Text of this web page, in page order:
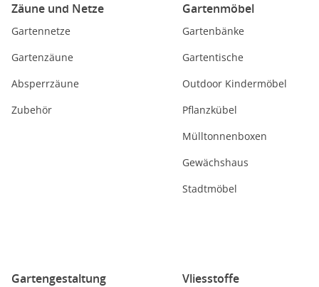
Zäune und Netze
Gartennetze
Gartenzäune
Absperrzäune
Zubehör
Gartenmöbel
Gartenbänke
Gartentische
Outdoor Kindermöbel
Pflanzkübel
Mülltonnenboxen
Gewächshaus
Stadtmöbel
Gartengestaltung Vliesstoffe